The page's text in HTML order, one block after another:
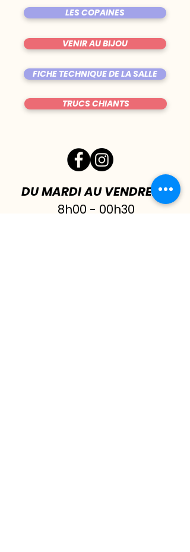
LES COPAINES
VENIR AU BIJOU
FICHE TECHNIQUE DE LA SALLE
TRUCS CHIANTS
DU MARDI AU VENDREDI|
8h00 - 00h30